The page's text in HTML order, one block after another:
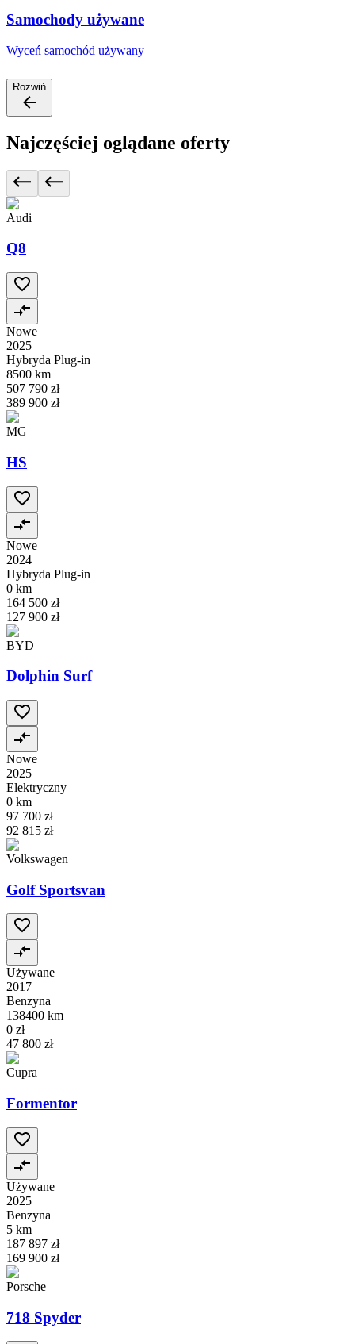
Samochody używane
Wyceń samochód używany
Rozwiń
Najczęściej oglądane oferty
Audi
Q8
Nowe
2025
Hybryda Plug-in
8500 km
507 790 zł
389 900 zł
MG
HS
Nowe
2024
Hybryda Plug-in
0 km
164 500 zł
127 900 zł
BYD
Dolphin Surf
Nowe
2025
Elektryczny
0 km
97 700 zł
92 815 zł
Volkswagen
Golf Sportsvan
Używane
2017
Benzyna
138400 km
0 zł
47 800 zł
Cupra
Formentor
Używane
2025
Benzyna
5 km
187 897 zł
169 900 zł
Porsche
718 Spyder